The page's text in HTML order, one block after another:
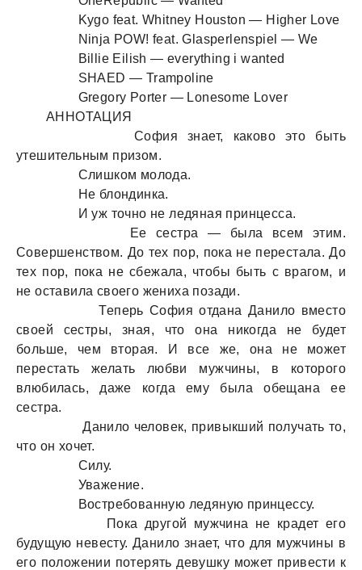
Kygo feat. Whitney Houston — Higher Love
Ninja POW! feat. Glasperlenspiel — We
Billie Eilish — everything i wanted
SHAED — Trampoline
Gregory Porter — Lonesome Lover
АННОТАЦИЯ
София знает, каково это быть
утешительным призом.
Слишком молода.
Не блондинка.
И уж точно не ледяная принцесса.
Ее сестра — была всем этим.
Совершенством. До тех пор, пока не перестала. До
тех пор, пока не сбежала, чтобы быть с врагом, и
не оставила своего жениха позади.
Теперь София отдана Данило вместо
своей сестры, зная, что она никогда не будет
больше, чем вторая. И все же, она не может
перестать желать любви мужчины, в которого
влюбилась, даже когда ему была обещана ее
сестра.
Данило человек, привыкший получать то,
что он хочет.
Силу.
Уважение.
Востребованную ледяную принцессу.
Пока другой мужчина не крадет его
будущую невесту. Данило знает, что для мужчины в
его положении потерять девушку может привести к